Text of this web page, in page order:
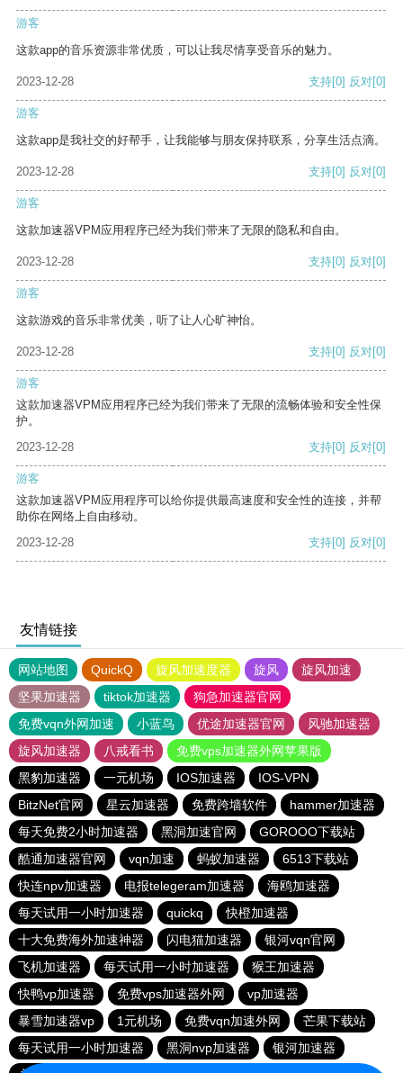
游客
这款app的音乐资源非常优质，可以让我尽情享受音乐的魅力。
2023-12-28 支持[0] 反对[0]
游客
这款app是我社交的好帮手，让我能够与朋友保持联系，分享生活点滴。
2023-12-28 支持[0] 反对[0]
游客
这款加速器VPM应用程序已经为我们带来了无限的隐私和自由。
2023-12-28 支持[0] 反对[0]
游客
这款游戏的音乐非常优美，听了让人心旷神怡。
2023-12-28 支持[0] 反对[0]
游客
这款加速器VPM应用程序已经为我们带来了无限的流畅体验和安全性保
护。
2023-12-28
支持[0] 反对[0]
游客
这款加速器VPM应用程序可以给你提供最高速度和安全性的连接，并帮
助你在网络上自由移动。
2023-12-28
支持[0] 反对[0]
友情链接
网站地图 QuickQ 旋风加速度器 旋风
旋风加速
坚果加速器
tiktok加速器
狗急加速器官网
免费vqn外网加速
小蓝鸟 优途加速器官网
风驰加速器
旋风加速器
八戒看书
免费vps加速器外网苹果版
黑豹加速器
一元机场 IOS加速器
IOS-VPN
BitzNet官网
星云加速器 免费跨墙软件
hammer加速器
每天免费2小时加速器
黑洞加速官网
GOROOO下载站
酷通加速器官网
vqn加速 蚂蚁加速器
6513下载站
快连npv加速器
电报telegeram加速器
海鸥加速器
每天试用一小时加速器
quickq
快橙加速器
十大免费海外加速神器
闪电猫加速器
银河vqn官网
飞机加速器
每天试用一小时加速器
猴王加速器
快鸭vp加速器
免费vps加速器外网
vp加速器
暴雪加速器vp
1元机场 免费vqn加速外网
芒果下载站
每天试用一小时加速器
黑洞nvp加速器
银河加速器